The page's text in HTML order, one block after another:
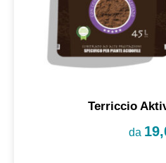
Terriccio
da